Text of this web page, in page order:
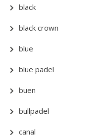
black
black crown
blue
blue padel
buen
bullpadel
canal